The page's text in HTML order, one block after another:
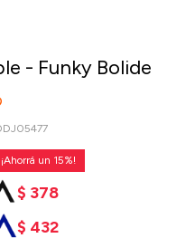
- Funky Bolide
15
$ 378
$ 432